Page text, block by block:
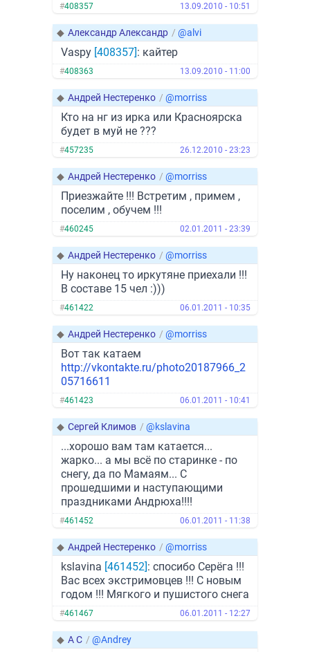
#408357 13.09.2010 - 10:51
◆ Александр Александр / @alvi
Vaspy [408357]: кайтер
#408363 13.09.2010 - 11:00
◆ Андрей Нестеренко / @morriss
Кто на нг из ирка или Красноярска
будет в муй не ???
#457235 26.12.2010 - 23:23
◆ Андрей Нестеренко / @morriss
Приезжайте !!! Встретим , примем ,
поселим , обучем !!!
#460245 02.01.2011 - 23:39
◆ Андрей Нестеренко / @morriss
Ну наконец то иркутяне приехали !!!
В составе 15 чел :)))
#461422 06.01.2011 - 10:35
◆ Андрей Нестеренко / @morriss
Вот так катаем
http://vkontakte.ru/photo20187966_2
05716611
#461423 06.01.2011 - 10:41
◆ Сергей Климов / @kslavina
...хорошо вам там катается...
жарко... а мы всё по старинке - по
снегу, да по Мамаям... С
прошедшими и наступающими
праздниками Андрюха!!!!
#461452 06.01.2011 - 11:38
◆ Андрей Нестеренко / @morriss
kslavina [461452]: спосибо Серёга !!!
Вас всех экстримовцев !!! С новым
годом !!! Мягкого и пушистого снега
#461467 06.01.2011 - 12:27
◆ А С / @Andrey